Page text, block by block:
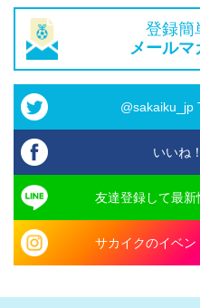
登録簡
メールマ
@sakaiku_jp
いいね！
友達登録して最新
サカイクのイベ